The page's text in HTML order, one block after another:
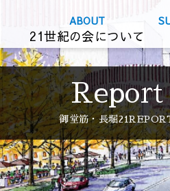
21世紀の会について
御堂筋・長堀